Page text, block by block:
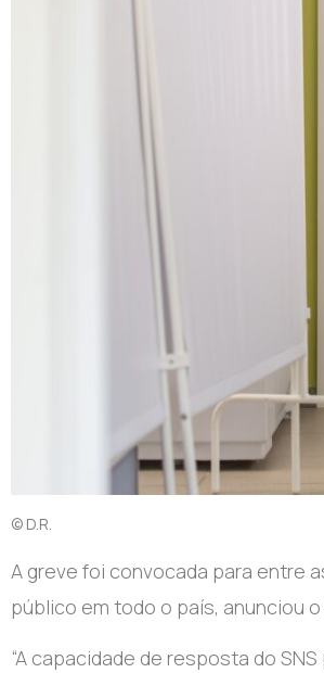
© D.R.
A greve foi convocada para entre
público em todo o país, anunciou
“A capacidade de resposta do